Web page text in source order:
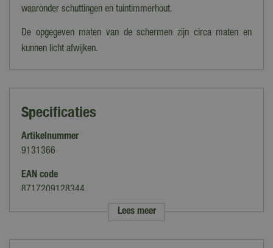
waaronder schuttingen en tuintimmerhout.
De opgegeven maten van de schermen zijn circa maten en
kunnen licht afwijken.
Specificaties
Artikelnummer
9131366
EAN code
8717209128344
Merk
Lees meer